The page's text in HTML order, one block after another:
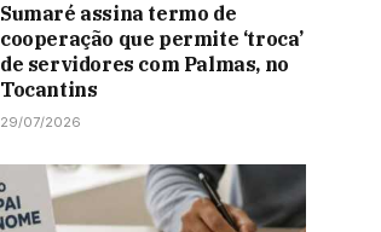
Sumaré assina termo de
cooperação que permite ‘troca’
de servidores com Palmas, no
Tocantins
29/07/2026